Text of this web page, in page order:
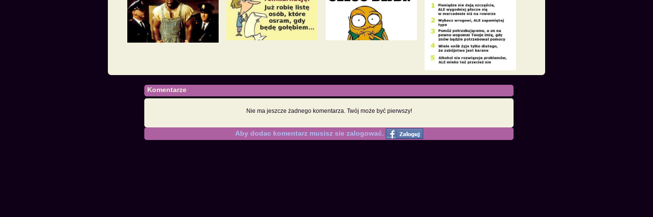
Komentarze
Nie ma jeszcze żadnego komentarza. Twój może być pierwszy!
Aby dodac komentarz musisz sie zalogować.